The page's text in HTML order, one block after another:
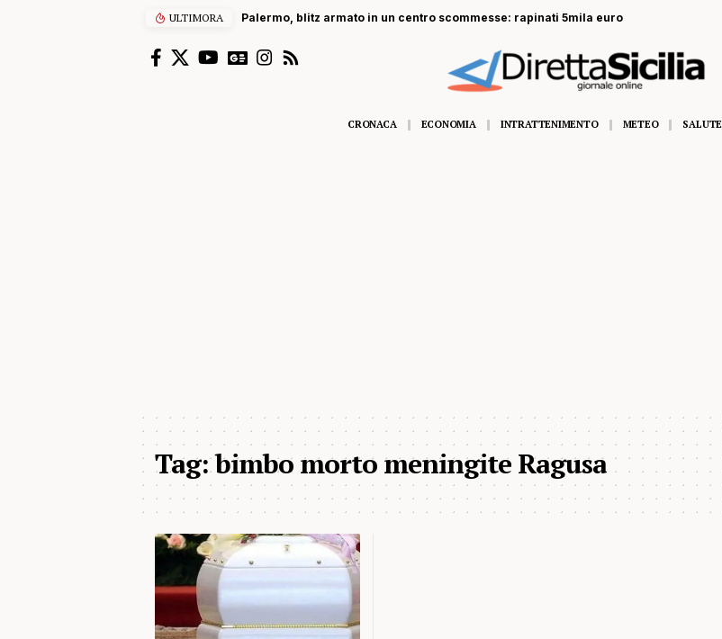
ULTIMORA Palermo, blitz armato in un centro scommesse: rapinati 5mila euro
CRONACA ECONOMIA INTRATTENIMENTO METEO SALUTE
Tag:bimbo morto meningite Ragusa